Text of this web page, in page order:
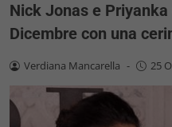
Nick Jonas e
Dicembre con una
Verdiana Mancarella - 25